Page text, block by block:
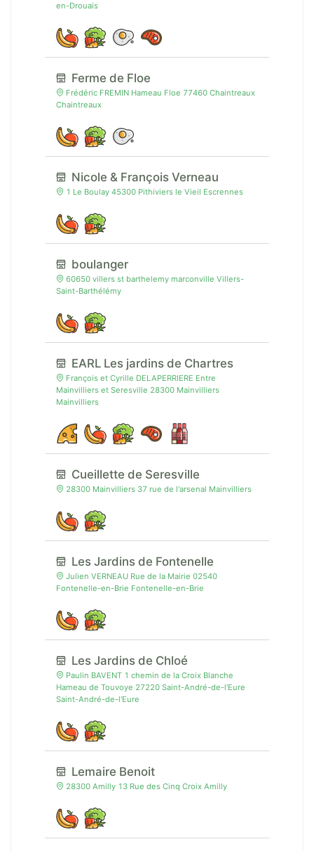
en-Drouais
Ferme de Floe
Frédéric FREMIN Hameau Floe 77460 Chaintreaux
Chaintreaux
Nicole & François Verneau
1 Le Boulay 45300 Pithiviers le Vieil Escrennes
boulanger
60650 villers st barthelemy marconville Villers-
Saint-Barthélémy
EARL Les jardins de Chartres
François et Cyrille DELAPERRIERE Entre
Mainvilliers et Seresville 28300 Mainvilliers
Mainvilliers
Cueillette de Seresville
28300 Mainvilliers 37 rue de l'arsenal Mainvilliers
Les Jardins de Fontenelle
Julien VERNEAU Rue de la Mairie 02540
Fontenelle-en-Brie Fontenelle-en-Brie
Les Jardins de Chloé
Paulin BAVENT 1 chemin de la Croix Blanche
Hameau de Touvoye 27220 Saint-André-de-l'Eure
Saint-André-de-l'Eure
Lemaire Benoit
28300 Amilly 13 Rue des Cinq Croix Amilly